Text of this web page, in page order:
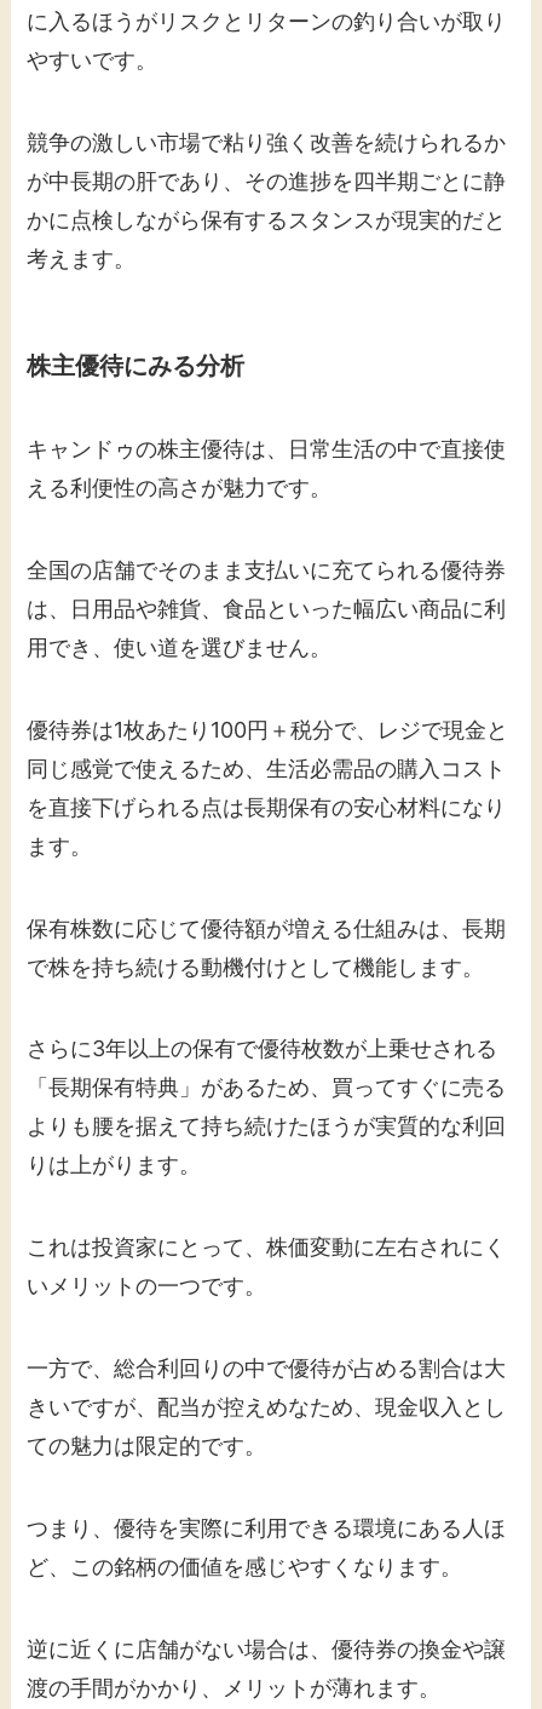
に入るほうがリスクとリターンの釣り合いが取り
やすいです。
競争の激しい市場で粘り強く改善を続けられるか
が中長期の肝であり、その進捗を四半期ごとに静
かに点検しながら保有するスタンスが現実的だと
考えます。
株主優待にみる分析
キャンドゥの株主優待は、日常生活の中で直接使
える利便性の高さが魅力です。
全国の店舗でそのまま支払いに充てられる優待券
は、日用品や雑貨、食品といった幅広い商品に利
用でき、使い道を選びません。
優待券は1枚あたり100円＋税分で、レジで現金と
同じ感覚で使えるため、生活必需品の購入コスト
を直接下げられる点は長期保有の安心材料になり
ます。
保有株数に応じて優待額が増える仕組みは、長期
で株を持ち続ける動機付けとして機能します。
さらに3年以上の保有で優待枚数が上乗せされる
「長期保有特典」があるため、買ってすぐに売る
よりも腰を据えて持ち続けたほうが実質的な利回
りは上がります。
これは投資家にとって、株価変動に左右されにく
いメリットの一つです。
一方で、総合利回りの中で優待が占める割合は大
きいですが、配当が控えめなため、現金収入とし
ての魅力は限定的です。
つまり、優待を実際に利用できる環境にある人ほ
ど、この銘柄の価値を感じやすくなります。
逆に近くに店舗がない場合は、優待券の換金や譲
渡の手間がかかり、メリットが薄れます。